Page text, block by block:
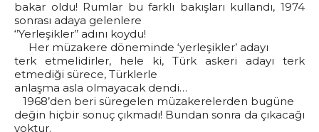
bakar oldu! Rumlar bu farklı bakışları kullandı, 1974
sonrası adaya gelenlere
‘’Yerleşikler’’ adını koydu!
Her müzakere döneminde ‘yerleşikler’ adayı
terk etmelidirler, hele ki, Türk askeri adayı terk
etmediği sürece, Türklerle
anlaşma asla olmayacak dendi…
1968’den beri süregelen müzakerelerden bugüne
değin hiçbir sonuç çıkmadı! Bundan sonra da çıkacağı
yoktur.